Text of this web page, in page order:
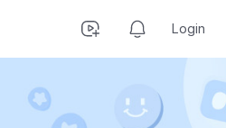
Login